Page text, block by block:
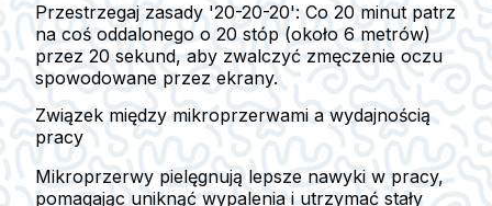
Przestrzegaj zasady '20-20-20': Co 20 minut patrz
na coś oddalonego o 20 stóp (około 6 metrów)
przez 20 sekund, aby zwalczyć zmęczenie oczu
spowodowane przez ekrany.
Związek między mikroprzerwami a wydajnością
pracy
Mikroprzerwy pielęgnują lepsze nawyki w pracy,
pomagając uniknąć wypalenia i utrzymać stały